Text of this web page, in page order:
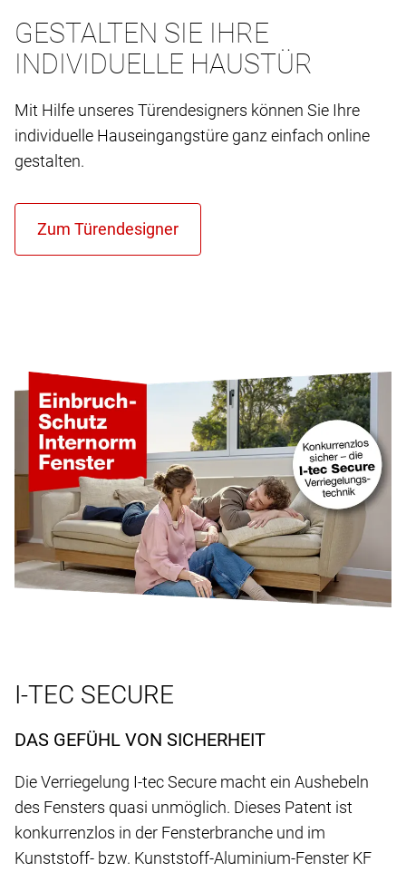
GESTALTEN SIE IHRE
INDIVIDUELLE HAUSTÜR
Mit Hilfe unseres Türendesigners können Sie Ihre
individuelle Hauseingangstüre ganz einfach online
gestalten.
I-TEC SECURE
DAS GEFÜHL VON SICHERHEIT
Die Verriegelung I-tec Secure macht ein Aushebeln
des Fensters quasi unmöglich. Dieses Patent ist
konkurrenzlos in der Fensterbranche und im
Kunststoff- bzw. Kunststoff-Aluminium-Fenster KF